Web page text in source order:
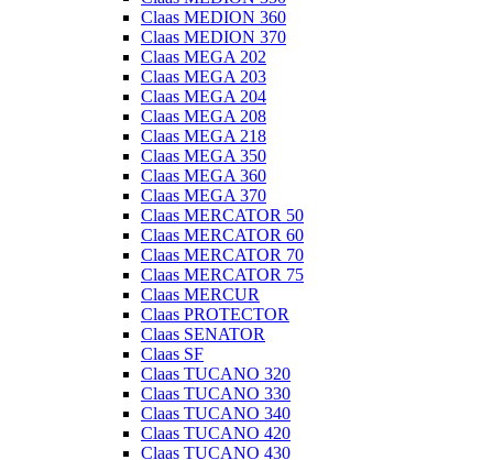
Claas MEDION 360
Claas MEDION 370
Claas MEGA 202
Claas MEGA 203
Claas MEGA 204
Claas MEGA 208
Claas MEGA 218
Claas MEGA 350
Claas MEGA 360
Claas MEGA 370
Claas MERCATOR 50
Claas MERCATOR 60
Claas MERCATOR 70
Claas MERCATOR 75
Claas MERCUR
Claas PROTECTOR
Claas SENATOR
Claas SF
Claas TUCANO 320
Claas TUCANO 330
Claas TUCANO 340
Claas TUCANO 420
Claas TUCANO 430